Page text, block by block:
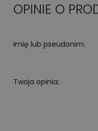
OPINIE O
Imię lub pseudonim:
Twoja opinia: